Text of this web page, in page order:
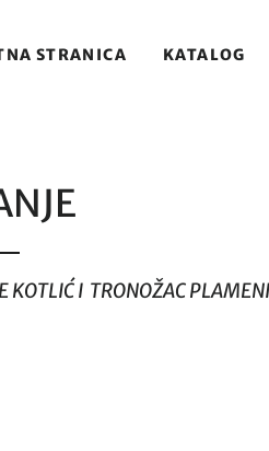
STRANICA KATALOG
KOTLIĆ I TRONOŽAC